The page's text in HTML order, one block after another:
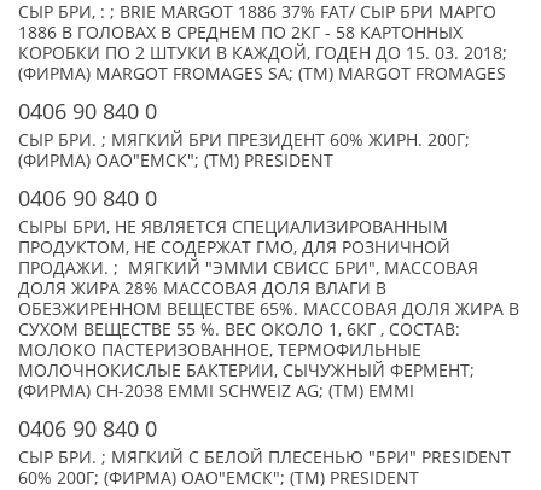
СЫР БРИ, : ; BRIE MARGOT 1886 37% FAT/ СЫР БРИ МАРГО
1886 В ГОЛОВАХ В СРЕДНЕМ ПО 2КГ - 58 КАРТОННЫХ
КОРОБКИ ПО 2 ШТУКИ В КАЖДОЙ, ГОДЕН ДО 15. 03. 2018;
(ФИРМА) MARGOT FROMAGES SA; (TM) MARGOT FROMAGES
0406 90 840 0
СЫР БРИ. ; МЯГКИЙ БРИ ПРЕЗИДЕНТ 60% ЖИРН. 200Г;
(ФИРМА) ОАО"ЕМСК"; (TM) PRESIDENT
0406 90 840 0
СЫРЫ БРИ, НЕ ЯВЛЯЕТСЯ СПЕЦИАЛИЗИРОВАННЫМ
ПРОДУКТОМ, НЕ СОДЕРЖАТ ГМО, ДЛЯ РОЗНИЧНОЙ
ПРОДАЖИ. ; МЯГКИЙ "ЭММИ СВИСС БРИ", МАССОВАЯ
ДОЛЯ ЖИРА 28% МАССОВАЯ ДОЛЯ ВЛАГИ В
ОБЕЗЖИРЕННОМ ВЕЩЕСТВЕ 65%. МАССОВАЯ ДОЛЯ ЖИРА В
СУХОМ ВЕЩЕСТВЕ 55 %. ВЕС ОКОЛО 1, 6КГ , СОСТАВ:
МОЛОКО ПАСТЕРИЗОВАННОЕ, ТЕРМОФИЛЬНЫЕ
МОЛОЧНОКИСЛЫЕ БАКТЕРИИ, СЫЧУЖНЫЙ ФЕРМЕНТ;
(ФИРМА) CH-2038 EMMI SCHWEIZ AG; (TM) EMMI
0406 90 840 0
СЫР БРИ. ; МЯГКИЙ С БЕЛОЙ ПЛЕСЕНЬЮ "БРИ" PRESIDENT
60% 200Г; (ФИРМА) ОАО"ЕМСК"; (TM) PRESIDENT